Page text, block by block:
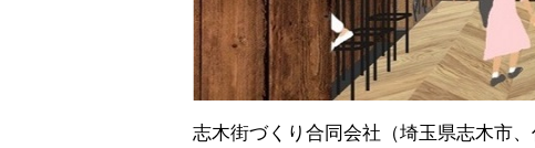
志木街づくり合同会社（埼玉県志木市